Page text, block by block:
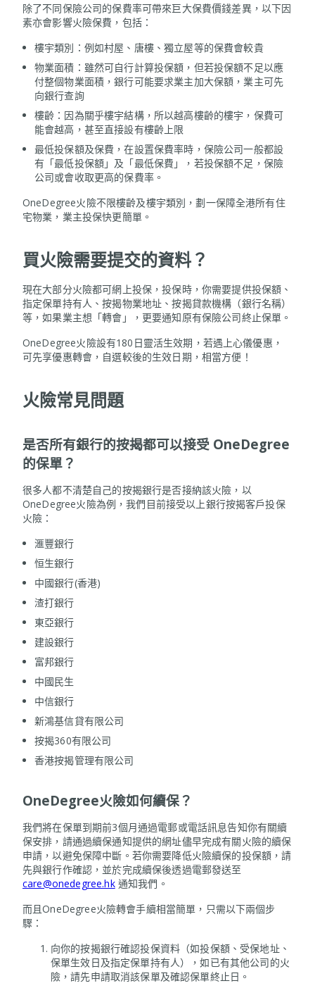
除了不同保險公司的保費率可帶來巨大保費價錢差異，以下因
素亦會影響火險保費，包括：
樓宇類別：例如村屋、唐樓、獨立屋等的保費會較貴
物業面積：雖然可自行計算投保額，但若投保額不足以應
付整個物業面積，銀行可能要求業主加大保額，業主可先
向銀行查詢
樓齡：因為關乎樓宇結構，所以越高樓齡的樓宇，保費可
能會越高，甚至直接設有樓齡上限
最低投保額及保費，在設置保費率時，保險公司一般都設
有「最低投保額」及「最低保費」，若投保額不足，保險
公司或會收取更高的保費率。
OneDegree火險不限樓齡及樓宇類別，劃一保障全港所有住
宅物業，業主投保快更簡單。
買火險需要提交的資料？
現在大部分火險都可網上投保，投保時，你需要提供投保額、
指定保單持有人、按揭物業地址、按揭貸款機構（銀行名稱）
等，如果業主想「轉會」，更要通知原有保險公司終止保單。
OneDegree火險設有180日靈活生效期，若遇上心儀優惠，
可先享優惠轉會，自選較後的生效日期，相當方便！
火險常見問題
是否所有銀行的按揭都可以接受 OneDegree
的保單？
很多人都不清楚自己的按揭銀行是否接納該火險，以
OneDegree火險為例，我們目前接受以上銀行按揭客戶投保
火險：
滙豐銀行
恒生銀行
中國銀行(香港)​
渣打銀行
東亞銀行
建設銀行
富邦銀行
中國民生
中信銀行
新鴻基信貸有限公司
按揭360有限公司
香港按揭管理有限公司
OneDegree火險如何續保？
我們將在保單到期前3個月通過電郵或電話訊息告知你有關續
保安排，請通過續保通知提供的網址儘早完成有關火險的續保
申請，以避免保障中斷。若你需要降低火險續保的投保額，請
先與銀行作確認，並於完成續保後透過電郵發送至
care@onedegree.hk通知我們。
而且OneDegree火險轉會手續相當簡單，只需以下兩個步
驟：
向你的按揭銀行確認投保資料（如投保額、受保地址、
保單生效日及指定保單持有人），如已有其他公司的火
險，請先申請取消該保單及確認保單終止日。